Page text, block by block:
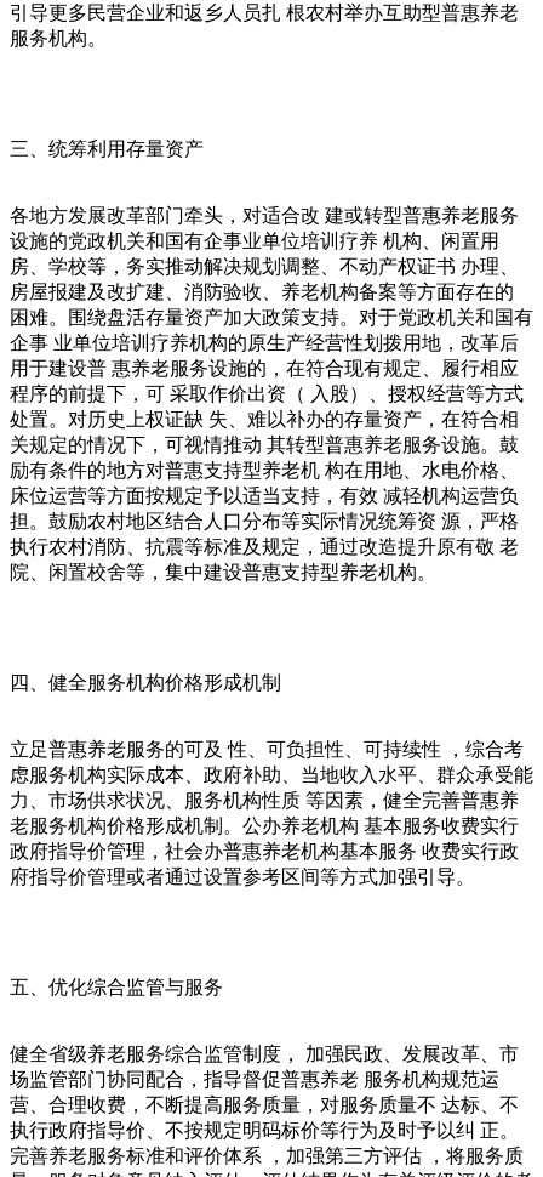
引导更多民营企业和返乡人员扎 根农村举办互助型普惠养老
服务机构。
三、统筹利用存量资产
各地方发展改革部门牵头，对适合改 建或转型普惠养老服务
设施的党政机关和国有企事业单位培训疗养 机构、闲置用
房、学校等，务实推动解决规划调整、不动产权证书 办理、
房屋报建及改扩建、消防验收、养老机构备案等方面存在的
困难。围绕盘活存量资产加大政策支持。对于党政机关和国有
企事 业单位培训疗养机构的原生产经营性划拨用地，改革后
用于建设普 惠养老服务设施的，在符合现有规定、履行相应
程序的前提下，可 采取作价出资（ 入股）、授权经营等方式
处置。对历史上权证缺 失、难以补办的存量资产，在符合相
关规定的情况下，可视情推动 其转型普惠养老服务设施。鼓
励有条件的地方对普惠支持型养老机 构在用地、水电价格、
床位运营等方面按规定予以适当支持，有效 减轻机构运营负
担。鼓励农村地区结合人口分布等实际情况统筹资 源，严格
执行农村消防、抗震等标准及规定，通过改造提升原有敬 老
院、闲置校舍等，集中建设普惠支持型养老机构。
四、健全服务机构价格形成机制
立足普惠养老服务的可及 性、可负担性、可持续性 ，综合考
虑服务机构实际成本、政府补助、当地收入水平、群众承受能
力、市场供求状况、服务机构性质 等因素，健全完善普惠养
老服务机构价格形成机制。公办养老机构 基本服务收费实行
政府指导价管理，社会办普惠养老机构基本服务 收费实行政
府指导价管理或者通过设置参考区间等方式加强引导。
五、优化综合监管与服务
健全省级养老服务综合监管制度， 加强民政、发展改革、市
场监管部门协同配合，指导督促普惠养老 服务机构规范运
营、合理收费，不断提高服务质量，对服务质量不 达标、不
执行政府指导价、不按规定明码标价等行为及时予以纠 正。
完善养老服务标准和评价体系 ，加强第三方评估 ，将服务质